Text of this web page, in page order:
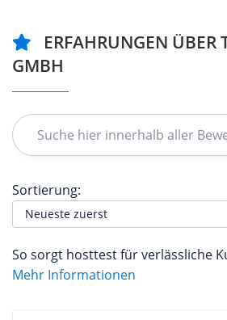
ERFAHRUNGEN ÜBER
GMBH
Sortierung:
So sorgt hosttest für verlässliche
Mehr Informationen